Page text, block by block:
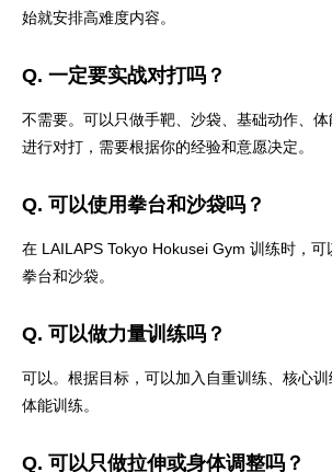
始就安排高难度内容。
Q. 一定要实战对打吗？
不需要。可以只做手靶、沙袋、基础动作、
进行对打，需要根据你的经验和意愿决定。
Q. 可以使用拳台和沙袋吗？
在 LAILAPS Tokyo Hokusei Gym 训练时，可
拳台和沙袋。
Q. 可以做力量训练吗？
可以。根据目标，可以加入自重训练、核心
体能训练。
Q. 可以只做拉伸或身体调整吗？